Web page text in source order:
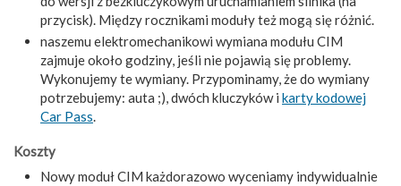
przycisk). Między rocznikami moduły też mogą się różnić.
naszemu elektromechanikowi wymiana modułu CIM
zajmuje około godziny, jeśli nie pojawią się problemy.
Wykonujemy te wymiany. Przypominamy, że do wymiany
potrzebujemy: auta ;), dwóch kluczyków i karty kodowej
Car Pass.
Koszty
Nowy moduł CIM każdorazowo wyceniamy indywidualnie